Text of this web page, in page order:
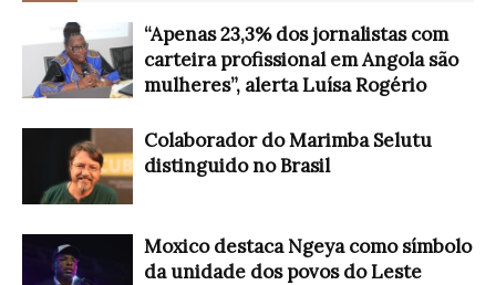
“Apenas 23,3% dos jornalistas com
carteira profissional em Angola são
mulheres”, alerta Luísa Rogério
Colaborador do Marimba Selutu
distinguido no Brasil
Moxico destaca Ngeya como símbolo
da unidade dos povos do Leste